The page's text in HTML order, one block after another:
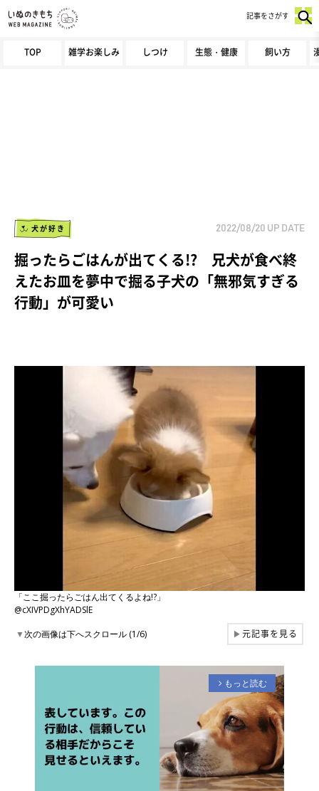
TOP 雑学お楽しみ しつけ 生態・健康 飼い方
記事をさがす
犬が好き 2022/08/20 UP DATE
掘ったらごはんが出てくる!? 兄犬が食べ終
えたお皿を夢中で掘る子犬の「無邪気すぎる
行動」が可愛い
「ここ掘ったらごはん出てくるよね!?」
@cXIVPDgXhYADSlE
▼次の画像は下へスクロール (1/6) ▶元記事を見る
arrow_forward_ios もっと読む